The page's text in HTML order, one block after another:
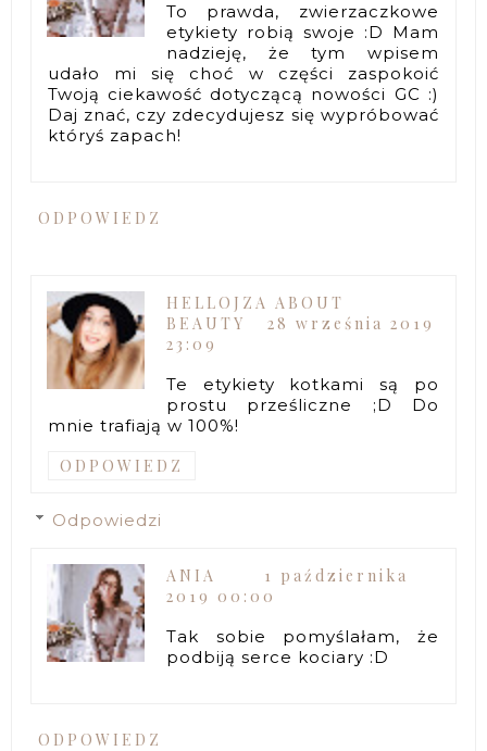
To prawda, zwierzaczkowe
etykiety robią swoje :D Mam
nadzieję, że tym wpisem
udało mi się choć w części zaspokoić
Twoją ciekawość dotyczącą nowości GC :)
Daj znać, czy zdecydujesz się wypróbować
któryś zapach!
ODPOWIEDZ
HELLOJZA ABOUT
BEAUTY
28 września 2019
23:09
Te etykiety kotkami są po
prostu prześliczne ;D Do
mnie trafiają w 100%!
ODPOWIEDZ
Odpowiedzi
ANIA
1 października
2019 00:00
Tak sobie pomyślałam, że
podbiją serce kociary :D
ODPOWIEDZ